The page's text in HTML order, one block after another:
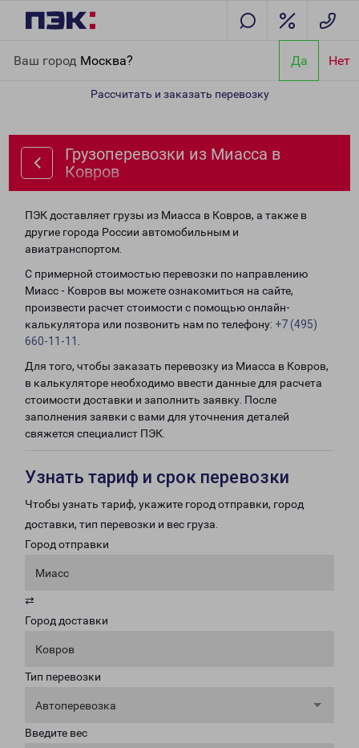
Ваш город Москва? Да Нет
Рассчитать и заказать перевозку
Грузоперевозки из Миасса в
Ковров
ПЭК доставляет грузы из Миасса в Ковров, а также в
другие города России автомобильным и
авиатранспортом.
С примерной стоимостью перевозки по направлению
Миасс - Ковров вы можете ознакомиться на сайте,
произвести расчет стоимости с помощью онлайн-
калькулятора или позвонить нам по телефону: +7 (495)
660-11-11
Для того, чтобы заказать перевозку из Миасса в Ковров,
в калькуляторе необходимо ввести данные для расчета
стоимости доставки и заполнить заявку. После
заполнения заявки с вами для уточнения деталей
свяжется специалист ПЭК.
Узнать тариф и срок перевозки
Чтобы узнать тариф, укажите город отправки, город
доставки, тип перевозки и вес груза.
Город отправки
Миасс
⇄
Город доставки
Ковров
Тип перевозки
Автоперевозка
Введите вес